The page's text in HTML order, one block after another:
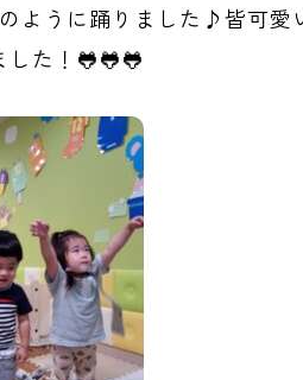
ように踊りました♪皆可愛
した！🐸🐸🐸